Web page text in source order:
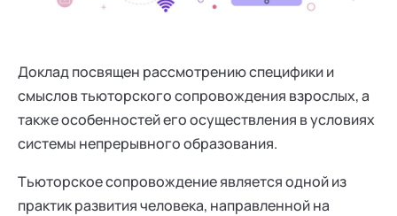
Доклад посвящен рассмотрению специфики и
смыслов тьюторского сопровождения взрослых, а
также особенностей его осуществления в условиях
системы непрерывного образования.
Тьюторское сопровождение является одной из
практик развития человека, направленной на
Профессионалам